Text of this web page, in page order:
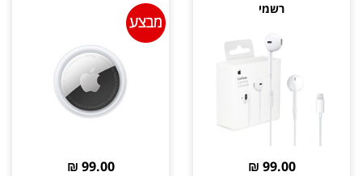
רשמי
99.00 ₪
99.00 ₪